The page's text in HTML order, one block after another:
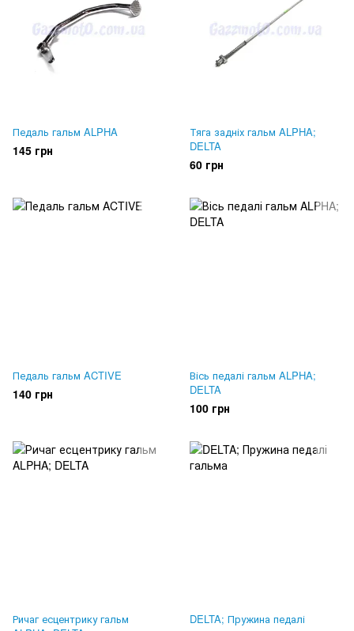
Педаль гальм ALPHA
145 грн
Тяга задніх гальм ALPHA;
DELTA
60 грн
Педаль гальм ACTIVE
140 грн
Вісь педалі гальм ALPHA;
DELTA
100 грн
Ричаг есцентрику гальм
DELTA; Пружина педалі